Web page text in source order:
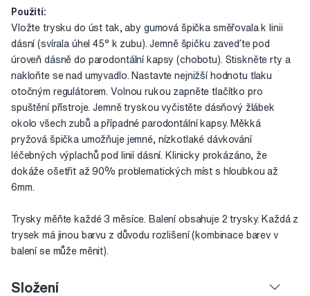
Použití:
Vložte trysku do úst tak, aby gumová špička směřovala k linii
dásní (svírala úhel 45° k zubu). Jemně špičku zaveďte pod
úroveň dásně do parodontální kapsy (chobotu). Stiskněte rty a
nakloňte se nad umyvadlo. Nastavte nejnižší hodnotu tlaku
otočným regulátorem. Volnou rukou zapněte tlačítko pro
spuštění přístroje. Jemně tryskou vyčistěte dásňový žlábek
okolo všech zubů a případné parodontální kapsy. Měkká
pryžová špička umožňuje jemné, nízkotlaké dávkování
léčebných výplachů pod linií dásní. Klinicky prokázáno, že
dokáže ošetřit až 90% problematických míst s hloubkou až
6mm.
Trysky měňte každé 3 měsíce. Balení obsahuje 2 trysky. Každá z
trysek má jinou barvu z důvodu rozlišení (kombinace barev v
balení se může měnit).
Složení